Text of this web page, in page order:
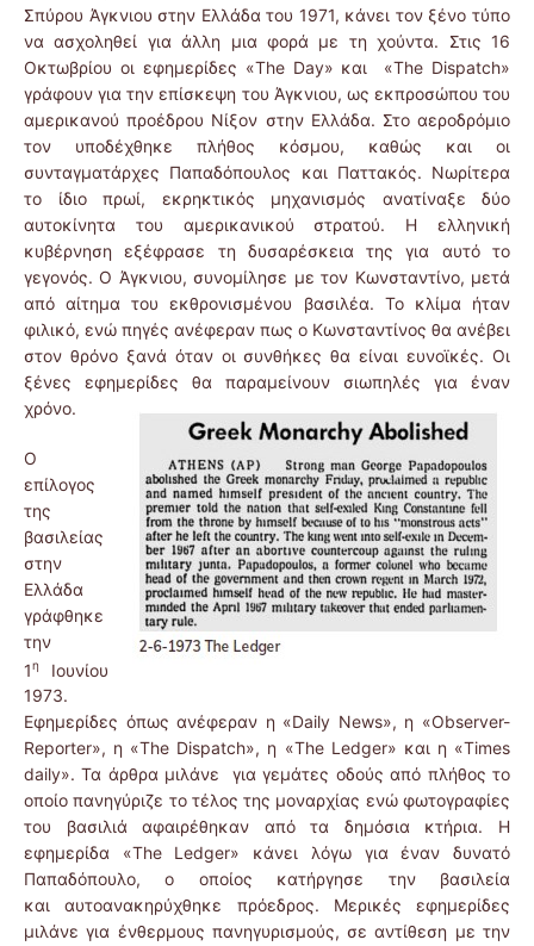
Σπύρου Άγκνιου στην Ελλάδα του 1971, κάνει τον ξένο τύπο
να ασχοληθεί για άλλη μια φορά με τη χούντα. Στις 16
Οκτωβρίου οι εφημερίδες «The Day» και «The Dispatch»
γράφουν για την επίσκεψη του Άγκνιου, ως εκπροσώπου του
αμερικανού προέδρου Νίξον στην Ελλάδα. Στο αεροδρόμιο
τον υποδέχθηκε πλήθος κόσμου, καθώς και οι
συνταγματάρχες Παπαδόπουλος και Παττακός. Νωρίτερα
το ίδιο πρωί, εκρηκτικός μηχανισμός ανατίναξε δύο
αυτοκίνητα του αμερικανικού στρατού. Η ελληνική
κυβέρνηση εξέφρασε τη δυσαρέσκεια της για αυτό το
γεγονός. Ο Άγκνιου, συνομίλησε με τον Κωνσταντίνο, μετά
από αίτημα του εκθρονισμένου βασιλέα. Το κλίμα ήταν
φιλικό, ενώ πηγές ανέφεραν πως ο Κωνσταντίνος θα ανέβει
στον θρόνο ξανά όταν οι συνθήκες θα είναι ευνοϊκές. Οι
ξένες εφημερίδες θα παραμείνουν σιωπηλές για έναν
χρόνο.
Ο
επίλογος
της
βασιλείας
στην
Ελλάδα
γράφθηκε
την
1η
Ιουνίου
1973.
Εφημερίδες όπως ανέφεραν η «Daily News», η «Observer-
Reporter», η «The Dispatch», η «The Ledger» και η «Times
daily». Τα άρθρα μιλάνε για γεμάτες οδούς από πλήθος το
οποίο πανηγύριζε το τέλος της μοναρχίας ενώ φωτογραφίες
του βασιλιά αφαιρέθηκαν από τα δημόσια κτήρια. Η
εφημερίδα «The Ledger» κάνει λόγω για έναν δυνατό
Παπαδόπουλο, ο οποίος κατήργησε την βασιλεία
και αυτοανακηρύχθηκε πρόεδρος. Μερικές εφημερίδες
μιλάνε για ένθερμους πανηγυρισμούς, σε αντίθεση με την